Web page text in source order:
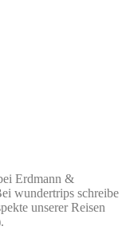
Erdmann &
wundertrips schreibe
unserer Reisen